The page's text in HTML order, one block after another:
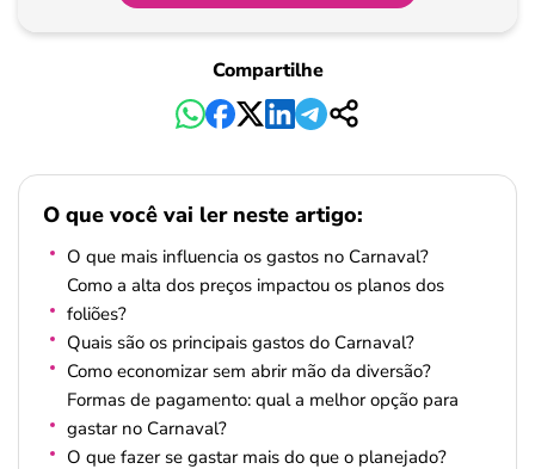
Compartilhe
O que você vai ler neste artigo:
O que mais influencia os gastos no Carnaval?
Como a alta dos preços impactou os planos dos
foliões?
Quais são os principais gastos do Carnaval?
Como economizar sem abrir mão da diversão?
Formas de pagamento: qual a melhor opção para
gastar no Carnaval?
O que fazer se gastar mais do que o planejado?